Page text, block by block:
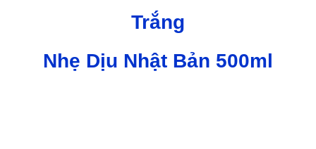
Trắng
Nhẹ Dịu Nhật Bản 500ml